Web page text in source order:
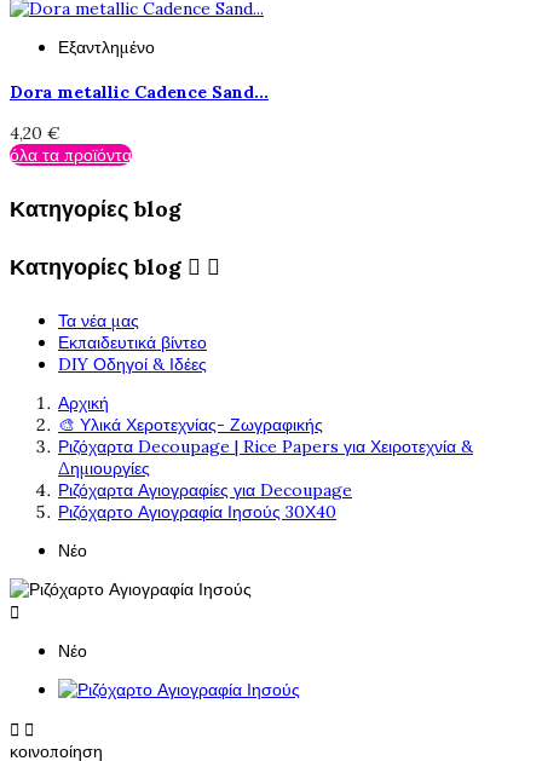
Εξαντλημένο
Dora metallic Cadence Sand...
4,20 €
όλα τα προϊόντα
Κατηγορίες blog
Κατηγορίες blog  
Τα νέα μας
Εκπαιδευτικά βίντεο
DIY Οδηγοί & Ιδέες
Αρχική
🎨 Υλικά Χεροτεχνίας- Ζωγραφικής
Ριζόχαρτα Decoupage | Rice Papers για Χειροτεχνία &
Δημιουργίες
Ριζόχαρτα Αγιογραφίες για Decoupage
Ριζόχαρτο Αγιογραφία Ιησούς 30Χ40
Νέο

Νέο
 
κοινοποίηση